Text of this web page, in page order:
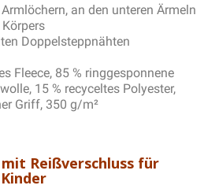
an den unteren Ärmeln
Doppelsteppnähten
Fleece, 85 % ringgesponnene
15 % recyceltes Polyester,
Griff, 350 g/m²
Reißverschluss für